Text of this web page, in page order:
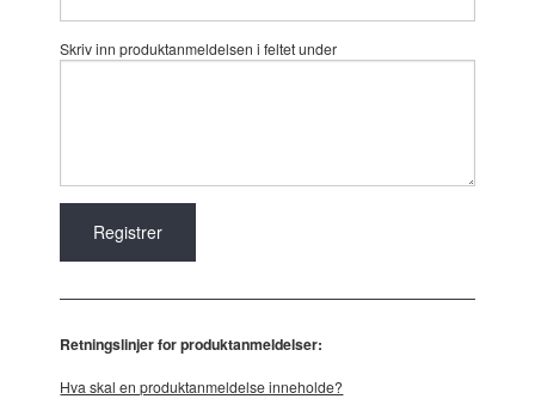
Skriv inn produktanmeldelsen i feltet under
Retningslinjer for produktanmeldelser:
Hva skal en produktanmeldelse inneholde?